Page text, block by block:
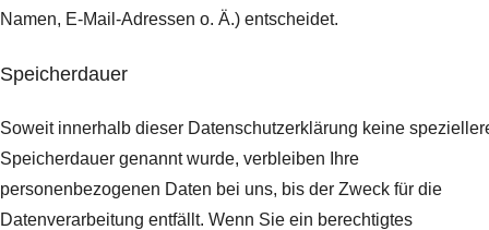
Namen, E-Mail-Adressen o. Ä.) entscheidet.
Speicherdauer
Soweit innerhalb dieser Datenschutzerklärung keine
Speicherdauer genannt wurde, verbleiben Ihre
personenbezogenen Daten bei uns, bis der Zweck für die
Datenverarbeitung entfällt. Wenn Sie ein berechtigtes